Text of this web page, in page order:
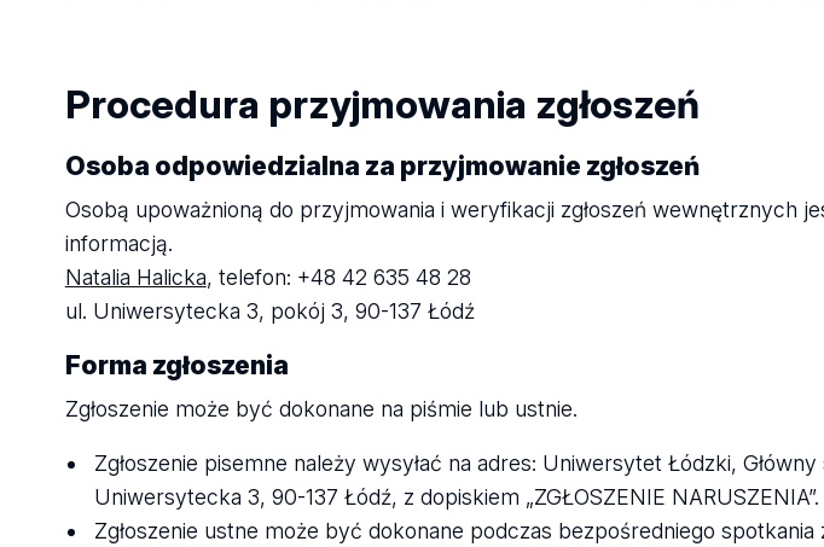
Procedura przyjmowania zgłoszeń
Osoba odpowiedzialna za przyjmowanie zgłoszeń
Osobą upoważnioną do przyjmowania i weryfikacji zgłoszeń wewnętrznych
informacją.
Natalia Halicka, telefon: +48 42 635 48 28
ul. Uniwersytecka 3, pokój 3, 90-137 Łódź
Forma zgłoszenia
Zgłoszenie może być dokonane na piśmie lub ustnie.
Zgłoszenie pisemne należy wysyłać na adres: Uniwersytet Łódzki,
Uniwersytecka 3, 90-137 Łódź, z dopiskiem „ZGŁOSZENIE NARUSZENIA”.
Zgłoszenie ustne może być dokonane podczas bezpośredniego spotkania